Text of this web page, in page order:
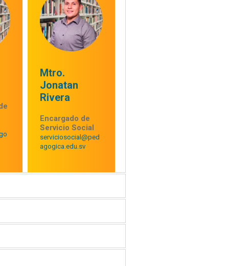
Mtro.
Jonatan
Rivera
Encargado de
Servicio Social
serviciosocial@ped
agogica.edu.sv